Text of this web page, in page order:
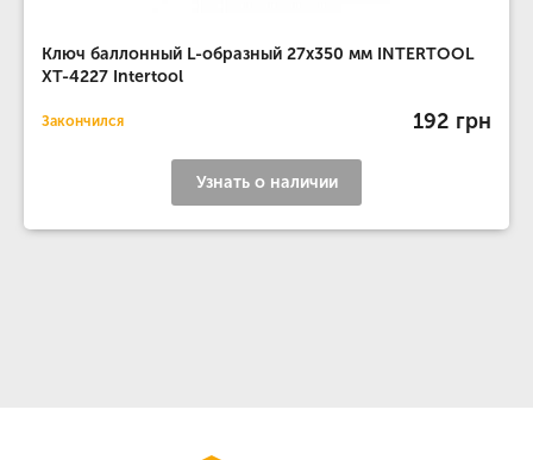
Ключ баллонный L-образный 27x350 мм INTERTOOL
XT-4227 Intertool
Закончился 192 грн
Узнать о наличии